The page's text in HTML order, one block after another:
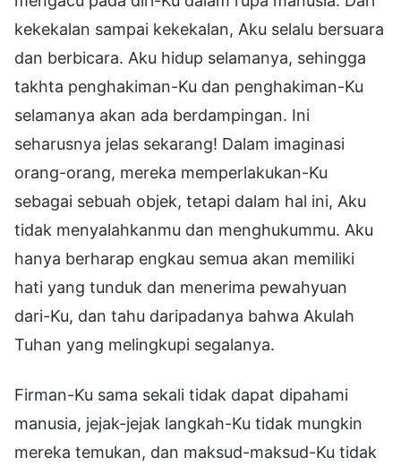
kekekalan sampai kekekalan, Aku selalu bersuara
dan berbicara. Aku hidup selamanya, sehingga
takhta penghakiman-Ku dan penghakiman-Ku
selamanya akan ada berdampingan. Ini
seharusnya jelas sekarang! Dalam imaginasi
orang-orang, mereka memperlakukan-Ku
sebagai sebuah objek, tetapi dalam hal ini, Aku
tidak menyalahkanmu dan menghukummu. Aku
hanya berharap engkau semua akan memiliki
hati yang tunduk dan menerima pewahyuan
dari-Ku, dan tahu daripadanya bahwa Akulah
Tuhan yang melingkupi segalanya.
Firman-Ku sama sekali tidak dapat dipahami
manusia, jejak-jejak langkah-Ku tidak mungkin
mereka temukan, dan maksud-maksud-Ku tidak